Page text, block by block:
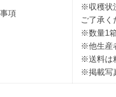
項
※収穫状
ご了承く
※数量1
※他生産
※送料は
※掲載写